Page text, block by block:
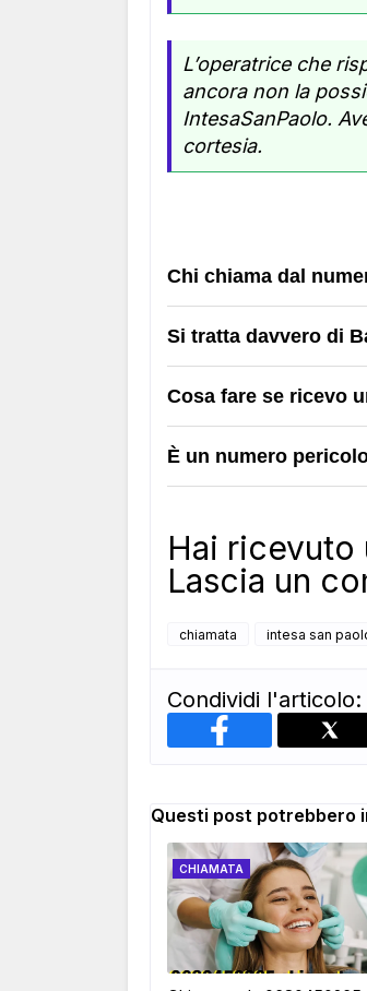
L’operatrice che
ancora non la
IntesaSanPaolo.
cortesia.
Chi chiama dal
Si tratta davvero di
Cosa fare se ricevo
È un numero
Hai ricevuto
Lascia un
chiamata intesa san
Condividi l'articolo:
Questi post potrebbero
CHIAMATA